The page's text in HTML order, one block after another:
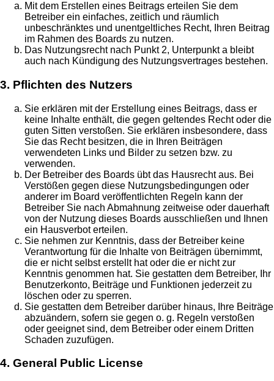
Mit dem Erstellen eines Beitrags erteilen Sie dem
Betreiber ein einfaches, zeitlich und räumlich
unbeschränktes und unentgeltliches Recht, Ihren Beitrag
im Rahmen des Boards zu nutzen.
Das Nutzungsrecht nach Punkt 2, Unterpunkt a bleibt
auch nach Kündigung des Nutzungsvertrages bestehen.
3. Pflichten des Nutzers
Sie erklären mit der Erstellung eines Beitrags, dass er
keine Inhalte enthält, die gegen geltendes Recht oder die
guten Sitten verstoßen. Sie erklären insbesondere, dass
Sie das Recht besitzen, die in Ihren Beiträgen
verwendeten Links und Bilder zu setzen bzw. zu
verwenden.
Der Betreiber des Boards übt das Hausrecht aus. Bei
Verstößen gegen diese Nutzungsbedingungen oder
anderer im Board veröffentlichten Regeln kann der
Betreiber Sie nach Abmahnung zeitweise oder dauerhaft
von der Nutzung dieses Boards ausschließen und Ihnen
ein Hausverbot erteilen.
Sie nehmen zur Kenntnis, dass der Betreiber keine
Verantwortung für die Inhalte von Beiträgen übernimmt,
die er nicht selbst erstellt hat oder die er nicht zur
Kenntnis genommen hat. Sie gestatten dem Betreiber, Ihr
Benutzerkonto, Beiträge und Funktionen jederzeit zu
löschen oder zu sperren.
Sie gestatten dem Betreiber darüber hinaus, Ihre Beiträge
abzuändern, sofern sie gegen o. g. Regeln verstoßen
oder geeignet sind, dem Betreiber oder einem Dritten
Schaden zuzufügen.
4. General Public License